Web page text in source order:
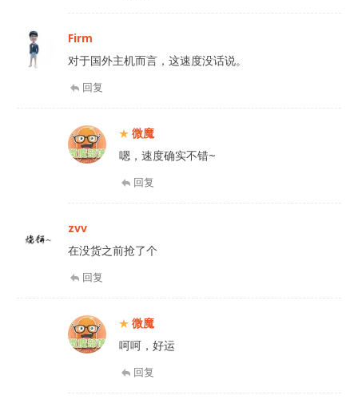
Firm
对于国外主机而言，这速度没话说。
回复
微魔
嗯，速度确实不错~
回复
zvv
在没货之前抢了个
回复
微魔
呵呵，好运
回复